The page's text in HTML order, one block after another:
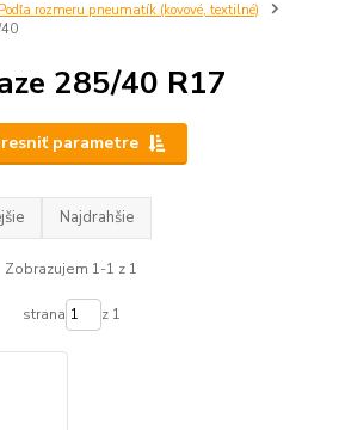
Podľa rozmeru pneumatík (kovové, textilné)
285/40 R17
parametre
Najdrahšie
Zobrazujem 1-1 z 1
strana z 1